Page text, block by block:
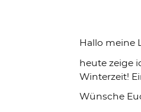
Hallo meine
heute zeige
Winterzeit!
Wünsche